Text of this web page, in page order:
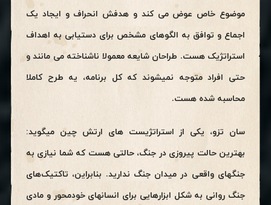
موضوع خاص عوض می کند و هدفش انحراف و ایجاد یک
اجماع و توافق به الگوهای مشخص برای دستیابی به اهداف
استراتژیک هست. طراحان شایعه معمولا ناشناخته می مانند و
حتی افراد متوجه نمیشوند که کل برنامه، یه طرح کاملا
محاسبه شده هست.
سان تزو، یکی از استراتژیست های ارتش چین میگوید:
بهترین حالت پیروزی در جنگ، حالتی هست که شما نیازی به
جنگهای واقعی در میدان جنگ ندارید. بنابراین، تاکتیک‌های
جنگ روانی به شکل ابزارهایی برای انسانهای خودمحور و مادی